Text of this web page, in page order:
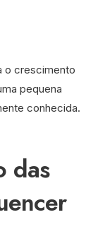
o crescimento
pequena
conhecida.
das